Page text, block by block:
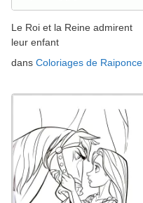
Le Roi et la Reine admirent
leur enfant
dans Coloriages de Raiponce